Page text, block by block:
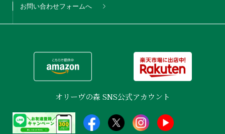
お問い合わせフォームへ
オリーヴの森 SNS公式アカウント